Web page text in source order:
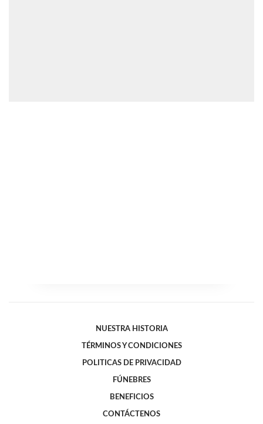
NUESTRA HISTORIA
TÉRMINOS Y CONDICIONES
POLITICAS DE PRIVACIDAD
FÚNEBRES
BENEFICIOS
CONTÁCTENOS